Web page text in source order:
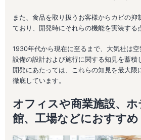
また、食品を取り扱うお客様からカビの抑
ており、開発時にそれらの機能を実装する
1930年代から現在に至るまで、大気社は
設備の設計および施行に関する知見を蓄積
開発にあたっては、これらの知見を最大限
徹底しています。
オフィスや商業施設、
館、工場などにおすすめ